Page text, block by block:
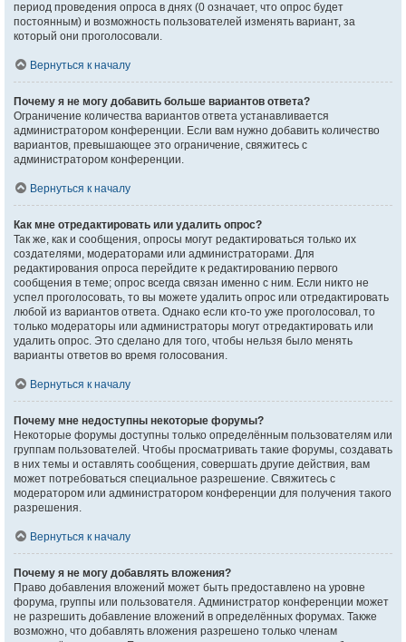
период проведения опроса в днях (0 означает, что опрос будет
постоянным) и возможность пользователей изменять вариант, за
который они проголосовали.
Вернуться к началу
Почему я не могу добавить больше вариантов ответа?
Ограничение количества вариантов ответа устанавливается
администратором конференции. Если вам нужно добавить количество
вариантов, превышающее это ограничение, свяжитесь с
администратором конференции.
Вернуться к началу
Как мне отредактировать или удалить опрос?
Так же, как и сообщения, опросы могут редактироваться только их
создателями, модераторами или администраторами. Для
редактирования опроса перейдите к редактированию первого
сообщения в теме; опрос всегда связан именно с ним. Если никто не
успел проголосовать, то вы можете удалить опрос или отредактировать
любой из вариантов ответа. Однако если кто-то уже проголосовал, то
только модераторы или администраторы могут отредактировать или
удалить опрос. Это сделано для того, чтобы нельзя было менять
варианты ответов во время голосования.
Вернуться к началу
Почему мне недоступны некоторые форумы?
Некоторые форумы доступны только определённым пользователям или
группам пользователей. Чтобы просматривать такие форумы, создавать
в них темы и оставлять сообщения, совершать другие действия, вам
может потребоваться специальное разрешение. Свяжитесь с
модератором или администратором конференции для получения такого
разрешения.
Вернуться к началу
Почему я не могу добавлять вложения?
Право добавления вложений может быть предоставлено на уровне
форума, группы или пользователя. Администратор конференции может
не разрешить добавление вложений в определённых форумах. Также
возможно, что добавлять вложения разрешено только членам